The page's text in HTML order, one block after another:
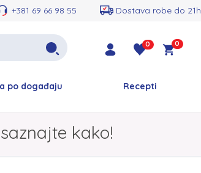
+381 69 66 98 55 Dostava robe do 21h
0 0
po događaju Recepti
kako!